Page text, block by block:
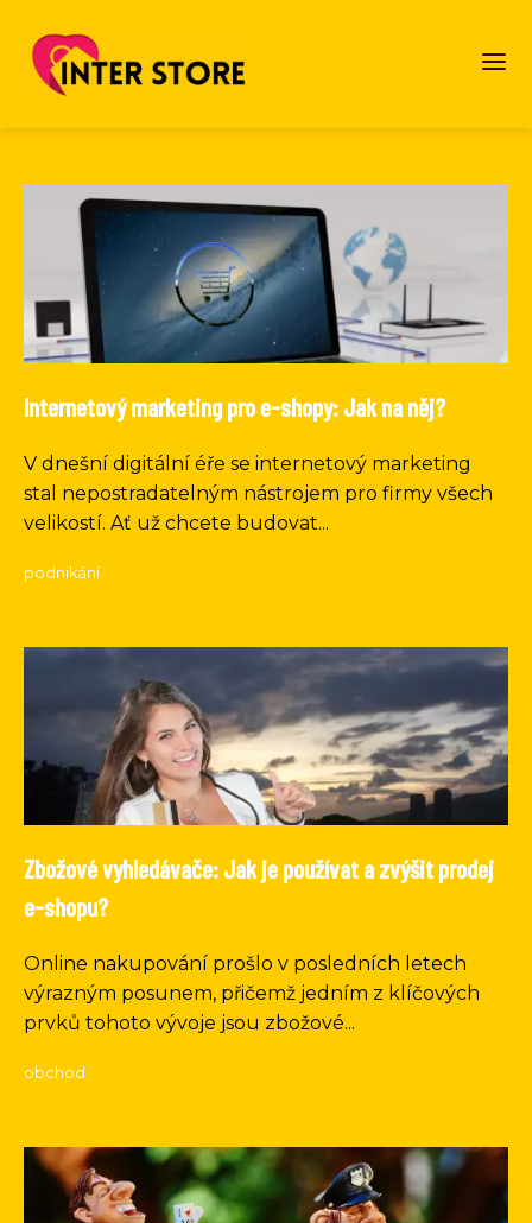
Internetový marketing pro e-shopy: Jak na něj?
V dnešní digitální éře se internetový marketing
stal nepostradatelným nástrojem pro firmy všech
velikostí. Ať už chcete budovat...
podnikání
Zbožové vyhledávače: Jak je používat a zvýšit prodej
e-shopu?
Online nakupování prošlo v posledních letech
výrazným posunem, přičemž jedním z klíčových
prvků tohoto vývoje jsou zbožové...
obchod